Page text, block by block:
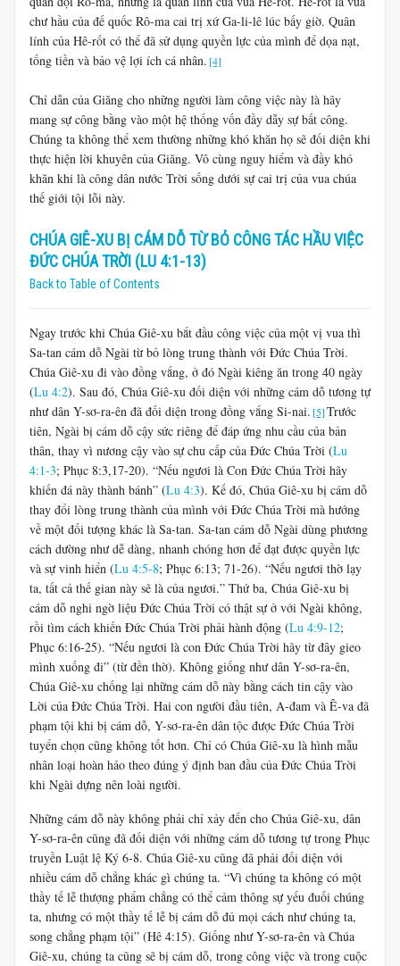
chư hầu của đế quốc Rô-ma cai trị xứ Ga-li-lê lúc bấy giờ. Quân
lính của Hê-rốt có thể đã sử dụng quyền lực của mình để dọa nạt,
tống tiền và bảo vệ lợi ích cá nhân. [4]
Chỉ dẫn của Giăng cho những người làm công việc này là hãy
mang sự công bằng vào một hệ thống vốn đầy dẫy sự bất công.
Chúng ta không thể xem thường những khó khăn họ sẽ đối diện khi
thực hiện lời khuyên của Giăng. Vô cùng nguy hiểm và đầy khó
khăn khi là công dân nước Trời sống dưới sự cai trị của vua chúa
thế giới tội lỗi này.
CHÚA GIÊ-XU BỊ CÁM DỖ TỪ BỎ CÔNG TÁC HẦU VIỆC
ĐỨC CHÚA TRỜI (LU 4:1-13)
Back to Table of Contents
Ngay trước khi Chúa Giê-xu bắt đầu công việc của một vị vua thì
Sa-tan cám dỗ Ngài từ bỏ lòng trung thành với Đức Chúa Trời.
Chúa Giê-xu đi vào đồng vắng, ở đó Ngài kiêng ăn trong 40 ngày
(Lu 4:2). Sau đó, Chúa Giê-xu đối diện với những cám dỗ tương tự
như dân Y-sơ-ra-ên đã đối diện trong đồng vắng Si-nai. [5]Trước
tiên, Ngài bị cám dỗ cậy sức riêng để đáp ứng nhu cầu của bản
thân, thay vì nương cậy vào sự chu cấp của Đức Chúa Trời (Lu
4:1-3; Phục 8:3,17-20). “Nếu ngươi là Con Đức Chúa Trời hãy
khiến đá này thành bánh” (Lu 4:3). Kế đó, Chúa Giê-xu bị cám dỗ
thay đổi lòng trung thành của mình với Đức Chúa Trời mà hướng
về một đối tượng khác là Sa-tan. Sa-tan cám dỗ Ngài dùng phương
cách dường như dễ dàng, nhanh chóng hơn để đạt được quyền lực
và sự vinh hiển (Lu 4:5-8; Phục 6:13; 71-26). “Nếu ngươi thờ lạy
ta, tất cả thế gian này sẽ là của ngươi.” Thứ ba, Chúa Giê-xu bị
cám dỗ nghi ngờ liệu Đức Chúa Trời có thật sự ở với Ngài không,
rồi tìm cách khiến Đức Chúa Trời phải hành động (Lu 4:9-12;
Phục 6:16-25). “Nếu ngươi là con Đức Chúa Trời hãy từ đây gieo
mình xuống đi” (từ đền thờ). Không giống như dân Y-sơ-ra-ên,
Chúa Giê-xu chống lại những cám dỗ này bằng cách tin cậy vào
Lời của Đức Chúa Trời. Hai con người đầu tiên, A-đam và Ê-va đã
phạm tội khi bị cám dỗ, Y-sơ-ra-ên dân tộc được Đức Chúa Trời
tuyển chọn cũng không tốt hơn. Chỉ có Chúa Giê-xu là hình mẫu
nhân loại hoàn hảo theo đúng ý định ban đầu của Đức Chúa Trời
khi Ngài dựng nên loài người.
Những cám dỗ này không phải chỉ xảy đến cho Chúa Giê-xu, dân
Y-sơ-ra-ên cũng đã đối diện với những cám dỗ tương tự trong Phục
truyền Luật lệ Ký 6-8. Chúa Giê-xu cũng đã phải đối diện với
nhiều cám dỗ chẳng khác gì chúng ta. “Vì chúng ta không có một
thầy tế lễ thượng phẩm chẳng có thể cảm thông sự yếu đuối chúng
ta, nhưng có một thầy tế lễ bị cám dỗ đủ mọi cách như chúng ta,
song chẳng phạm tội” (Hê 4:15). Giống như Y-sơ-ra-ên và Chúa
Giê-xu, chúng ta cũng sẽ bị cám dỗ, trong công việc và trong cuộc